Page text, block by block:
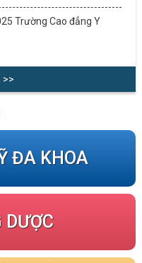
Trường Cao đẳng Y
ĐA KHOA
DƯỢC